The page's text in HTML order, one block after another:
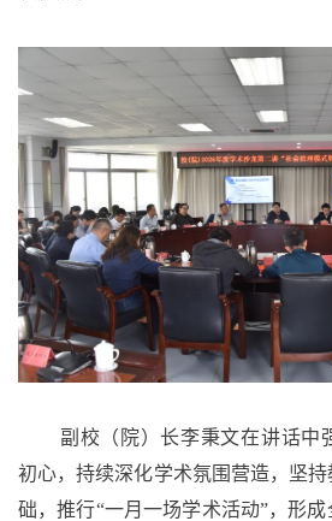
副校（院）长李秉文在讲话中
初心，持续深化学术氛围营造，坚
础，推行“一月一场学术活动”，形